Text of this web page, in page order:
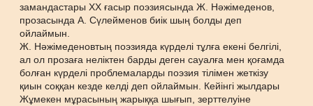
замандастары ХХ ғасыр поэзиясында Ж. Нәжімеденов,
прозасында А. Сүлейменов биік шың болды деп
ойлаймын.
Ж. Нәжімеденовтың поэзияда күрделі тұлға екені белгілі,
ал ол прозаға неліктен барды деген сауалға мен қоғамда
болған күрделі проблемаларды поэзия тілімен жеткізу
қиын соққан кезде келді деп ойлаймын. Кейінгі жылдары
Жұмекен мұрасының жарыққа шығып, зерттелуіне